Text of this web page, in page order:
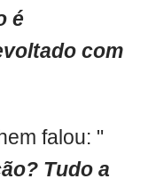
é
com
falou: "
Tudo a